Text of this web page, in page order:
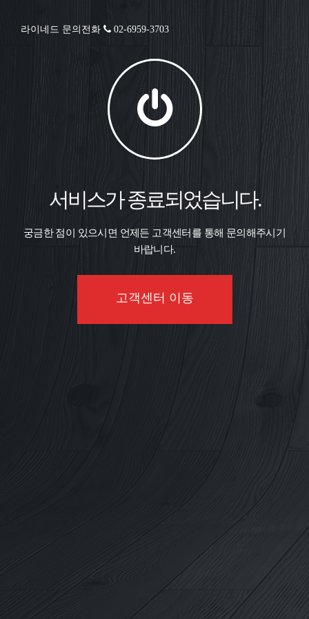
라이네드 문의전화 02-6959-3703
서비스가 종료되었습니다.
궁금한 점이 있으시면 언제든 고객센터를 통해 문의해주시기
바랍니다.
고객센터 이동